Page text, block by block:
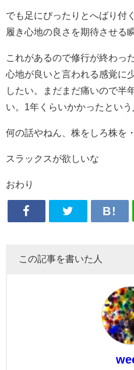
でも足にぴったりとへばり付
履き心地の良さを期待させる
これがあるので修行が終わっ
心地が良いと言われる感覚に
したい。まだまだ痛いので半
い。1年くらいかかったという
何の話やねん、株をしろ株を
スラックスが欲しいな
おわり
この記事を書いた人